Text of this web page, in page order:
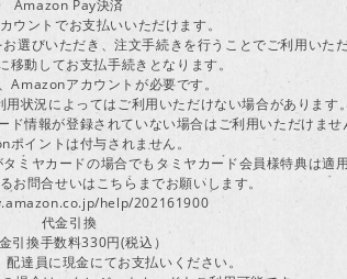
Amazon Pay決済
ウントでお支払いいただけます。
選びいただき、注文手続きを行うことでご利用いただ
動してお支払手続きとなります。
Amazonアカウントが必要です。
状況によってはご利用いただけない場合があります。
情報が登録されていない場合はご利用いただけませ
ポイントは付与されません。
ミヤカードの場合でもタミヤカード会員様特典は適用
お問合せいはこちらまでお願いします。
help/202161900
代金引換
引換手数料330円(税込）
配達員に現金にてお支払いください。